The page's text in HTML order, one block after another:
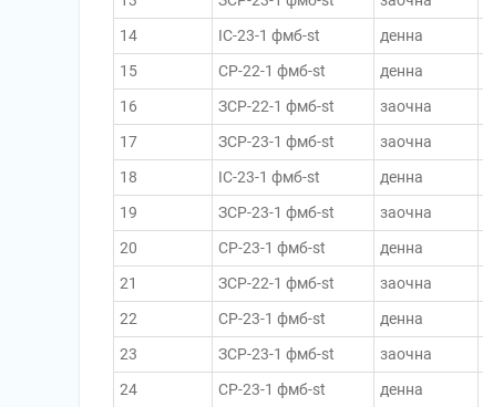
14
ІС-23-1 фмб-st денна
15
СР-22-1 фмб-st денна
16
ЗСР-22-1 фмб-st заочна
17
ЗСР-23-1 фмб-st заочна
18
ІС-23-1 фмб-st денна
19
ЗСР-23-1 фмб-st заочна
20
СР-23-1 фмб-st денна
21
ЗСР-22-1 фмб-st заочна
22
СР-23-1 фмб-st денна
23
ЗСР-23-1 фмб-st заочна
24
СР-23-1 фмб-st денна